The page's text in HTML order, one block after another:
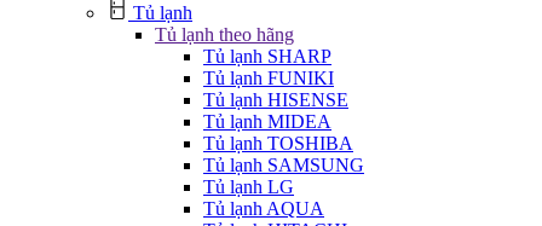
Tủ lạnh
Tủ lạnh theo hãng
Tủ lạnh SHARP
Tủ lạnh FUNIKI
Tủ lạnh HISENSE
Tủ lạnh MIDEA
Tủ lạnh TOSHIBA
Tủ lạnh SAMSUNG
Tủ lạnh LG
Tủ lạnh AQUA